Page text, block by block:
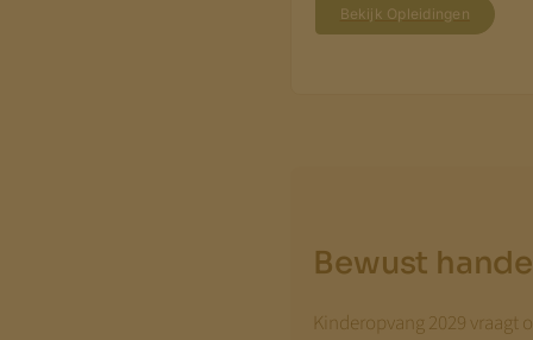
Bekijk Opleidingen
Bewust
Kinderopvang 2029 vraagt